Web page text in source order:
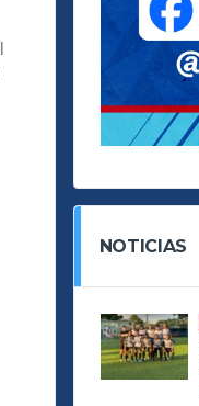
NOTICIAS